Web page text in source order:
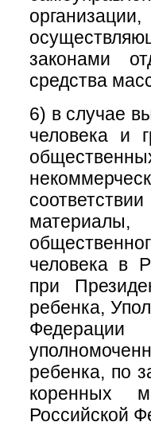
законами
средства
6) в случае
человека и
человека в
при
ребенка,
Федерации
ребенка, по
коренных
Российской